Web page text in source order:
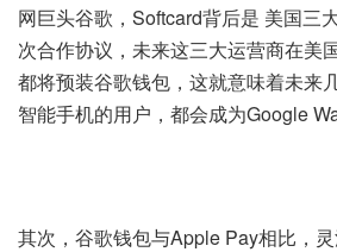
网巨头谷歌，Softcard背后是 美国三
次合作协议，未来这三大运营商在美
都将预装谷歌钱包，这就意味着未来
智能手机的用户，都会成为Google
其次，谷歌钱包与Apple Pay相比，